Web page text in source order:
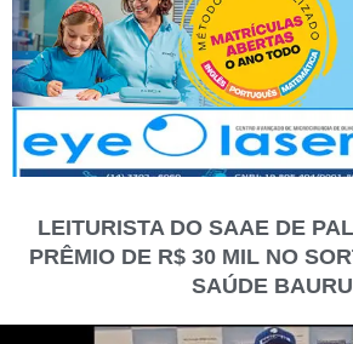
LEITURISTA DO SAAE DE
PRÊMIO DE R$ 30 MIL NO
SAÚDE BAURU